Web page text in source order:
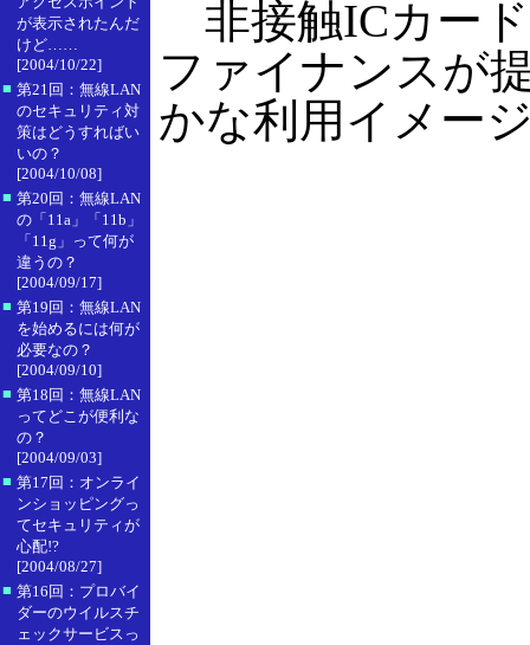
が表示されたんだ
けど……
[2004/10/22]
■ 第21回：無線LAN
のセキュリティ対
策はどうすればい
いの？
[2004/10/08]
■ 第20回：無線LAN
の「11a」「11b」
「11g」って何が
違うの？
[2004/09/17]
■ 第19回：無線LAN
を始めるには何が
必要なの？
[2004/09/10]
■ 第18回：無線LAN
ってどこが便利な
の？
[2004/09/03]
■ 第17回：オンライ
ンショッピングっ
てセキュリティが
心配!?
[2004/08/27]
■ 第16回：プロバイ
ダーのウイルスチ
ェックサービスっ
非接触ICカー
ファイナンスが
かな利用イメー